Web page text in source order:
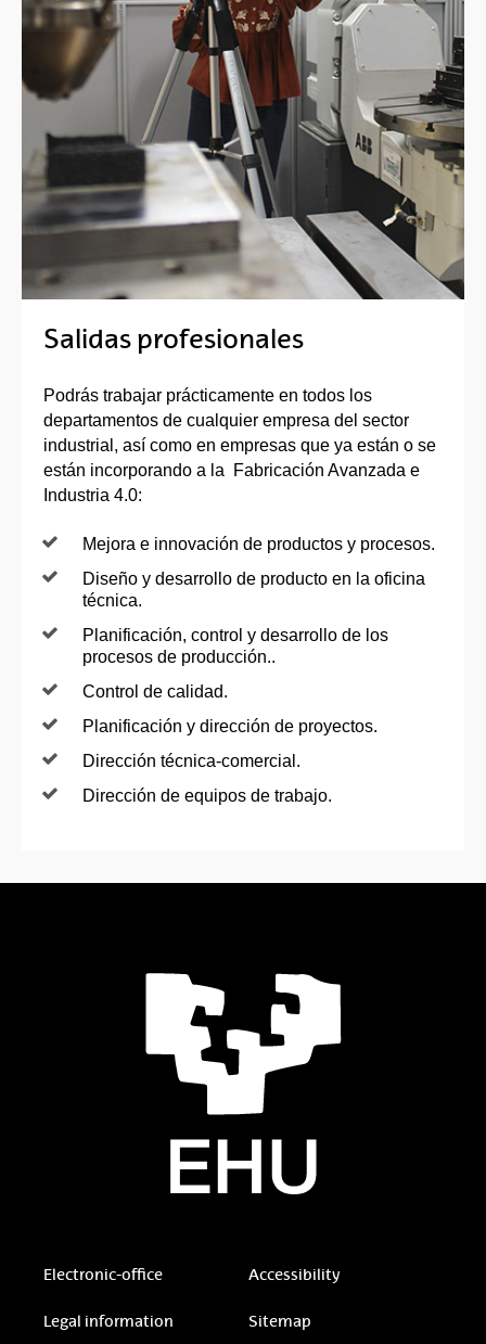
Salidas profesionales
Podrás trabajar prácticamente en todos los
departamentos de cualquier empresa del sector
industrial, así como en empresas que ya están o se
están incorporando a la Fabricación Avanzada e
Industria 4.0:
Mejora e innovación de productos y procesos.
Diseño y desarrollo de producto en la oficina
técnica.
Planificación, control y desarrollo de los
procesos de producción..
Control de calidad.
Planificación y dirección de proyectos.
Dirección técnica-comercial.
Dirección de equipos de trabajo.
Electronic-office Accessibility
Legal information Sitemap